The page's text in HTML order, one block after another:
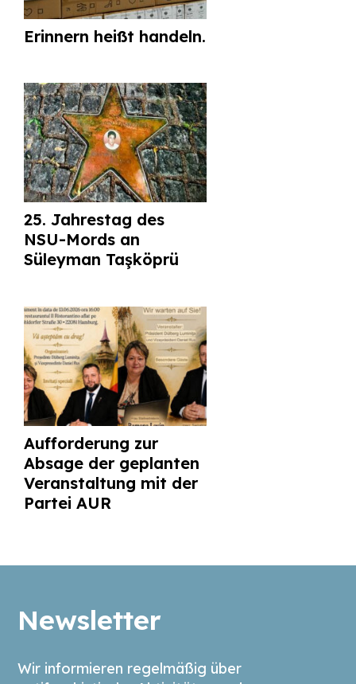
Erinnern heißt handeln.
25. Jahrestag des
NSU-Mords an
Süleyman Taşköprü
Aufforderung zur
Absage der geplanten
Veranstaltung mit der
Partei AUR
Newsletter
Wir informieren regelmäßig über